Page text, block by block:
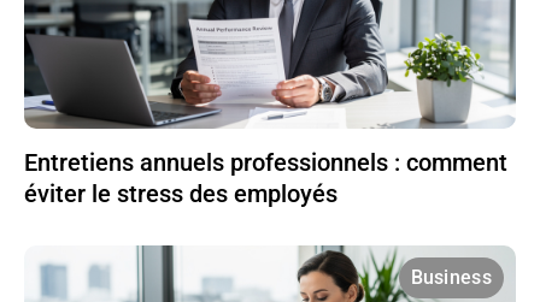
Entretiens annuels professionnels : comment
éviter le stress des employés
Business